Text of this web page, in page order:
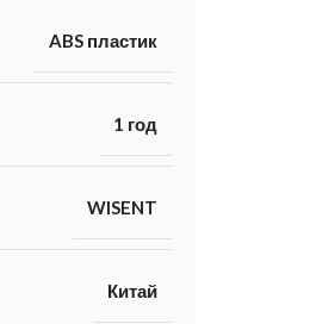
ABS пластик
1 год
WISENT
Китай